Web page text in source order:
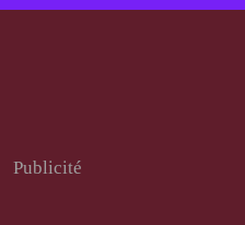
Publicité